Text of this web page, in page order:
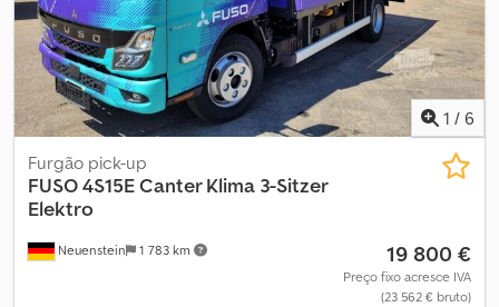
1 / 6
Neuenstein 1 783 km
Furgão pick-up
FUSO4S15E Canter Klima 3-Sitzer
Elektro
19 800 €
Preço fixo acresce IVA
(23 562 € bruto)